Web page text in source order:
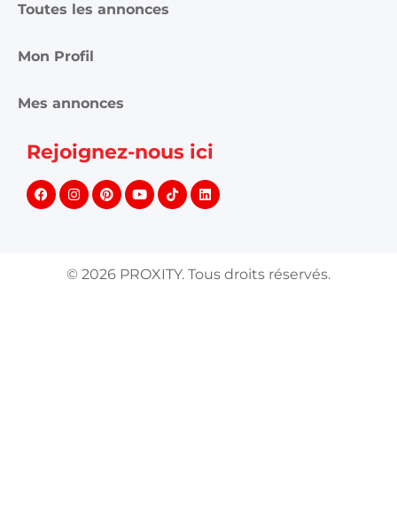
Toutes les annonces
Mon Profil
Mes annonces
Rejoignez-nous ici
© 2026 PROXITY. Tous droits réservés.